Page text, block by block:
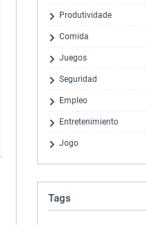
Produtividade
Comida
Juegos
Seguridad
Empleo
Entretenimiento
Jogo
Tags